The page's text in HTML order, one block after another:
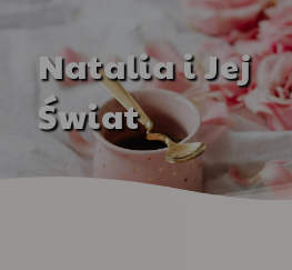
Natalia i Jej
Świat